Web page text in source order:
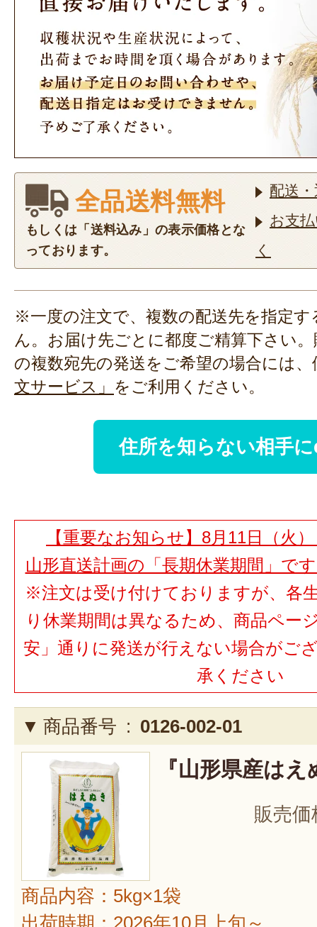
全品送料無料
もしくは「送料込み」の表示価格とな
っております。
配送
お支
く
※一度の注文で、複数の配送先を指定
ん。お届け先ごとに都度ご精算下さい
の複数宛先の発送をご希望の場合には、
文サービス」 をご利用ください。
住所を知らない相手
【重要なお知らせ】8月11日（火
山形直送計画の「長期休業期間」で
※注文は受け付けておりますが、各
り休業期間は異なるため、商品ペー
安」通りに発送が行えない場合がご
承ください
商品番号 : 0126-002-01
『山形県産は
販売価
商品内容：5kg×1袋
出荷時期：2026年10月上旬～